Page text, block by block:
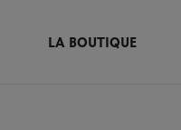
LA BOUTIQUE